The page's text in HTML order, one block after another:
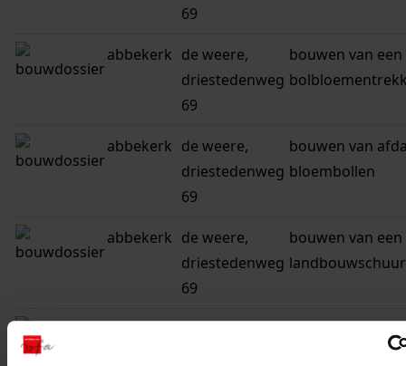
69
abbekerk de weere,
driestedenweg
69
bouwen van een
abbekerk de weere,
driestedenweg
69
bouwen van
bloembollen
abbekerk de weere,
driestedenweg
69
bouwen van een
landbouwschuur
schuur voor